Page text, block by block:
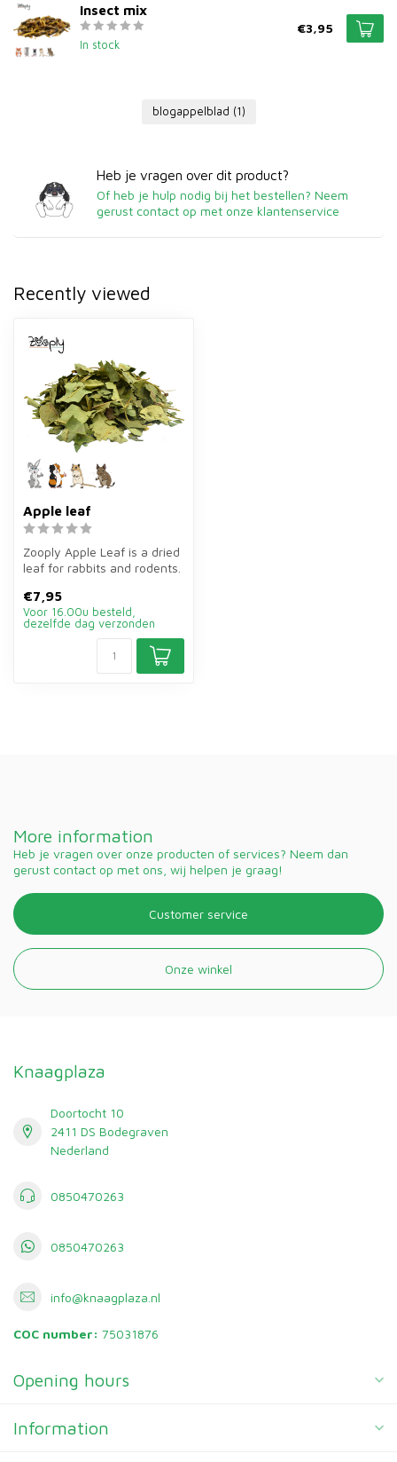
Insect mix
In stock
€3,95
blogappelblad (1)
Heb je vragen over dit product?
Of heb je hulp nodig bij het bestellen? Neem
gerust contact op met onze klantenservice
Recently viewed
Apple leaf
Zooply Apple Leaf is a dried
leaf for rabbits and rodents.
€7,95
Voor 16.00u besteld,
dezelfde dag verzonden
More information
Heb je vragen over onze producten of services? Neem dan
gerust contact op met ons, wij helpen je graag!
Customer service
Onze winkel
Knaagplaza
Doortocht 10
2411 DS Bodegraven
Nederland
0850470263
0850470263
info@knaagplaza.nl
COC number: 75031876
Opening hours
Information